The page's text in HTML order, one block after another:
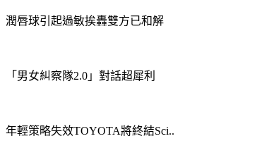
潤唇球引起過敏挨轟雙方已和解
「男女糾察隊2.0」對話超犀利
年輕策略失效TOYOTA將終結Sci..